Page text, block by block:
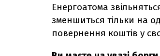
Енергоатома
зменшиться тільки на
повернення коштів у